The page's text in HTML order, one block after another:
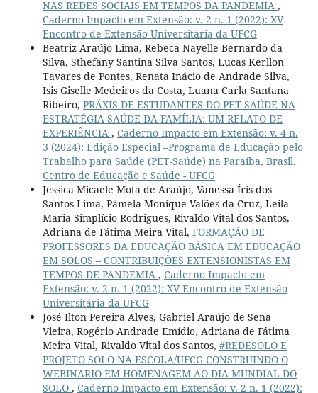
NAS REDES SOCIAIS EM TEMPOS DA PANDEMIA ,
Caderno Impacto em Extensão: v. 2 n. 1 (2022): XV
Encontro de Extensão Universitária da UFCG
Beatriz Araújo Lima, Rebeca Nayelle Bernardo da
Silva, Sthefany Santina Silva Santos, Lucas Kerllon
Tavares de Pontes, Renata Inácio de Andrade Silva,
Isis Giselle Medeiros da Costa, Luana Carla Santana
Ribeiro, PRÁXIS DE ESTUDANTES DO PET-SAÚDE NA
ESTRATÉGIA SAÚDE DA FAMÍLIA: UM RELATO DE
EXPERIÊNCIA , Caderno Impacto em Extensão: v. 4 n.
3 (2024): Edição Especial –Programa de Educação pelo
Trabalho para Saúde (PET-Saúde) na Paraíba, Brasil.
Centro de Educação e Saúde - UFCG
Jessica Micaele Mota de Araújo, Vanessa Íris dos
Santos Lima, Pâmela Monique Valões da Cruz, Leila
Maria Simplício Rodrigues, Rivaldo Vital dos Santos,
Adriana de Fátima Meira Vital, FORMAÇÃO DE
PROFESSORES DA EDUCAÇÃO BÁSICA EM EDUCAÇÃO
EM SOLOS – CONTRIBUIÇÕES EXTENSIONISTAS EM
TEMPOS DE PANDEMIA , Caderno Impacto em
Extensão: v. 2 n. 1 (2022): XV Encontro de Extensão
Universitária da UFCG
José Ilton Pereira Alves, Gabriel Araújo de Sena
Vieira, Rogério Andrade Emídio, Adriana de Fátima
Meira Vital, Rivaldo Vital dos Santos, #REDESOLO E
PROJETO SOLO NA ESCOLA/UFCG CONSTRUINDO O
WEBINARIO EM HOMENAGEM AO DIA MUNDIAL DO
SOLO , Caderno Impacto em Extensão: v. 2 n. 1 (2022):